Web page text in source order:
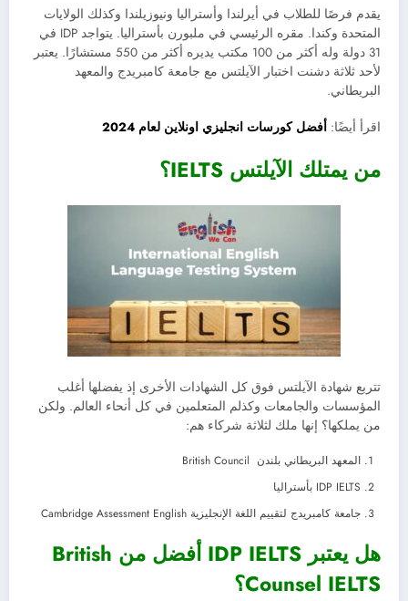
يقدم فرصًا للطلاب في أيرلندا وأستراليا ونيوزيلندا وكذلك الولايات
المتحدة وكندا. مقره الرئيسي في ملبورن بأستراليا. يتواجد IDP في
31 دولة وله أكثر من 100 مكتب يديره أكثر من 550 مستشارًا. يعتبر
لأحد ثلاثة دشنت اختبار الآيلتس مع جامعة كامبريدج والمعهد
البريطاني.
اقرأ أيضًا: أفضل كورسات انجليزي اونلاين لعام 2024
من يمتلك الآيلتس IELTS؟
تتربع شهادة الآيلتس فوق كل الشهادات الأخرى إذ يفضلها أغلب
المؤسسات والجامعات وكذلم المتعلمين في كل أنحاء العالم. ولكن
من يملكها؟ إنها ملك لثلاثة شركاء هم:
المعهد البريطاني بلندن British Council
IDP IELTS بأستراليا
جامعة كامبريدج لتقييم اللغة الإنجليزية Cambridge Assessment English
هل يعتبر IDP IELTS أفضل من British
Counsel IELTS؟